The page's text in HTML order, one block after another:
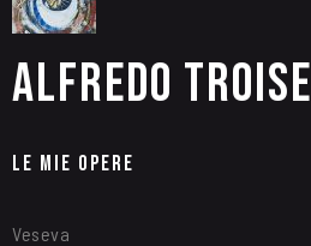
Alfredo Troise
Le Mie Opere
Veseva